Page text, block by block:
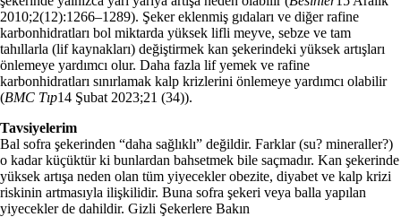
2010;2(12):1266–1289). Şeker eklenmiş gıdaları ve diğer rafine
karbonhidratları bol miktarda yüksek lifli meyve, sebze ve tam
tahıllarla (lif kaynakları) değiştirmek kan şekerindeki yüksek artışları
önlemeye yardımcı olur. Daha fazla lif yemek ve rafine
karbonhidratları sınırlamak kalp krizlerini önlemeye yardımcı olabilir
(BMC Tıp14 Şubat 2023;21 (34)).
Tavsiyelerim
Bal sofra şekerinden “daha sağlıklı” değildir. Farklar (su? mineraller?)
o kadar küçüktür ki bunlardan bahsetmek bile saçmadır. Kan şekerinde
yüksek artışa neden olan tüm yiyecekler obezite, diyabet ve kalp krizi
riskinin artmasıyla ilişkilidir. Buna sofra şekeri veya balla yapılan
yiyecekler de dahildir. Gizli Şekerlere Bakın